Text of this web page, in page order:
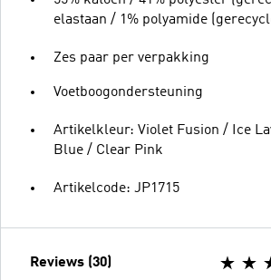
elastaan / 1% polyamide
Zes paar per verpakking
Voetboogondersteuning
Artikelkleur: Violet Fusion / Ice
Blue / Clear Pink
Artikelcode: JP1715
Reviews (30)